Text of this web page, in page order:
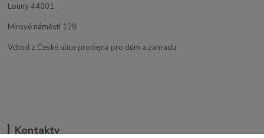
Louny 44001
Mírové náměstí 128
Vchod z České ulice prodejna pro dům a zahradu
Kontakty